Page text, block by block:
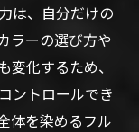
する入れ方
れ方実例
は、自分だけの
ラーの選び方や
化するため、
ントロールでき
体を染めるフル